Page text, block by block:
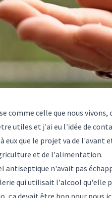
comme celle que nous
utiles et j'ai eu l'idée de
eux que le projet va de
et de l'alimentation.
antiseptique n'avait pas
qui utilisait l'alcool qu'elle
ça devait être bon pour nous